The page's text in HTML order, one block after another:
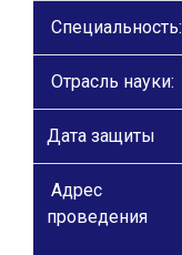
Специальность:
Отрасль науки:
Дата защиты
Адрес
проведения